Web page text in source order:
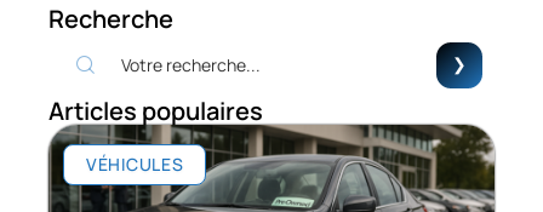
Recherche
Articles populaires
VÉHICULES